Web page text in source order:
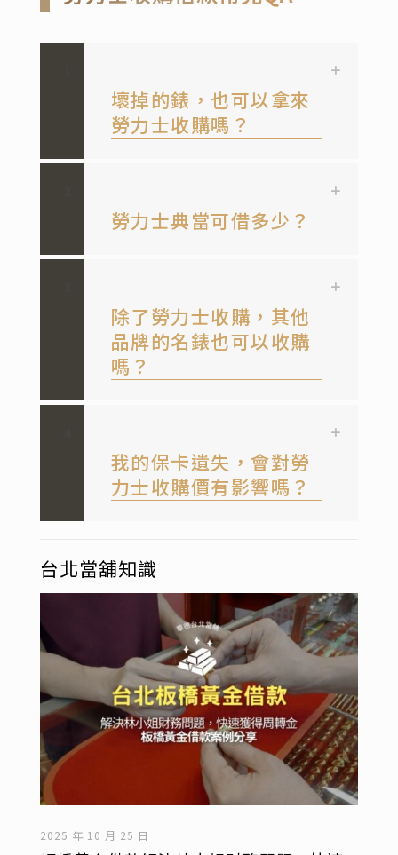
壞掉的錶，也可以拿來
勞力士收購嗎？
勞力士典當可借多少？
除了勞力士收購，其他
品牌的名錶也可以收購
嗎？
我的保卡遺失，會對勞
力士收購價有影響嗎？
台北當舖知識
2025 年 10 月 25 日